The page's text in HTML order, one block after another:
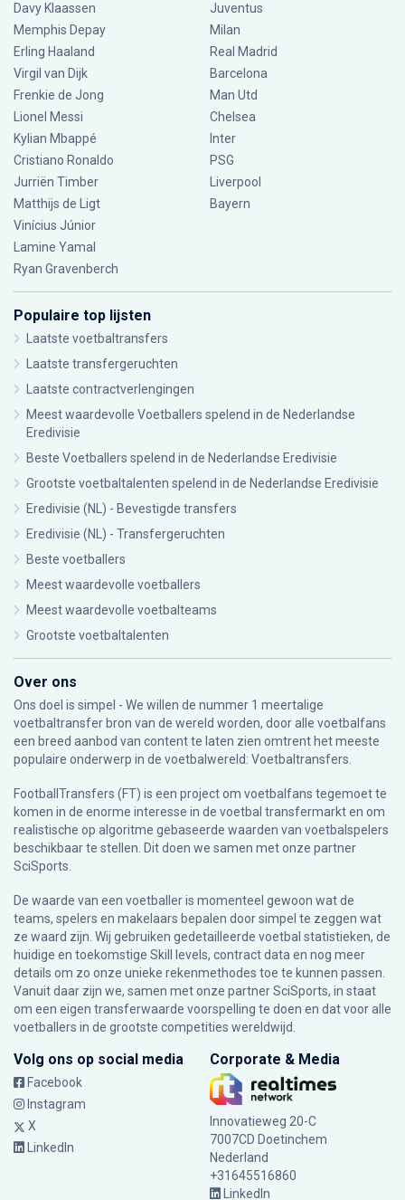
Davy Klaassen
Memphis Depay
Erling Haaland
Virgil van Dijk
Frenkie de Jong
Lionel Messi
Kylian Mbappé
Cristiano Ronaldo
Jurriën Timber
Matthijs de Ligt
Vinícius Júnior
Lamine Yamal
Ryan Gravenberch
Juventus
Milan
Real Madrid
Barcelona
Man Utd
Chelsea
Inter
PSG
Liverpool
Bayern
Populaire top lijsten
Laatste voetbaltransfers
Laatste transfergeruchten
Laatste contractverlengingen
Meest waardevolle Voetballers spelend in de Nederlandse
Eredivisie
Beste Voetballers spelend in de Nederlandse Eredivisie
Grootste voetbaltalenten spelend in de Nederlandse Eredivisie
Eredivisie (NL) - Bevestigde transfers
Eredivisie (NL) - Transfergeruchten
Beste voetballers
Meest waardevolle voetballers
Meest waardevolle voetbalteams
Grootste voetbaltalenten
Over ons
Ons doel is simpel - We willen de nummer 1 meertalige
voetbaltransfer bron van de wereld worden, door alle voetbalfans
een breed aanbod van content te laten zien omtrent het meeste
populaire onderwerp in de voetbalwereld: Voetbaltransfers.
FootballTransfers (FT) is een project om voetbalfans tegemoet te
komen in de enorme interesse in de voetbal transfermarkt en om
realistische op algoritme gebaseerde waarden van voetbalspelers
beschikbaar te stellen. Dit doen we samen met onze partner
SciSports
De waarde van een voetballer is momenteel gewoon wat de
teams, spelers en makelaars bepalen door simpel te zeggen wat
ze waard zijn. Wij gebruiken gedetailleerde voetbal statistieken, de
huidige en toekomstige Skill levels, contract data en nog meer
details om zo onze unieke rekenmethodes toe te kunnen passen.
Vanuit daar zijn we, samen met onze partner SciSports, in staat
om een eigen transferwaarde voorspelling te doen en dat voor alle
voetballers in de grootste competities wereldwijd.
Volg ons op social media
Facebook
Instagram
X
LinkedIn
Corporate & Media
Innovatieweg 20-C
7007CD Doetinchem
Nederland
+31645516860
LinkedIn